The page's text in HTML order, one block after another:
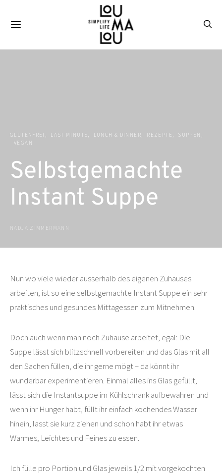
GLUTENFREI LAST MINUTE LUNCH & DINNER REZEPTE
SUPPEN
VEGAN
Selbstgemachte
Instant Suppe
NADJA ZIMMERMANN
Nun wo viele wieder ausserhalb des eigenen Zuhauses
arbeiten, ist so eine selbstgemachte Instant Suppe ein sehr
praktisches und gesundes Mittagessen zum Mitnehmen.
Doch auch wenn man noch Zuhause arbeitet, egal: Die
Suppe lässt sich blitzschnell vorbereiten und das Glas mit all
den Sachen füllen, die ihr gerne mögt – da könnt ihr
wunderbar experimentieren. Einmal alles ins Glas gefüllt,
lässt sich die Instantsuppe im Kühlschrank aufbewahren und
wenn ihr Hunger habt, füllt ihr einfach kochendes Wasser
hinein, lasst sie kurz ziehen und schon habt ihr etwas
Warmes, Leichtes und Feines zu essen.
Ich fülle pro Portion und Glas jeweils 1/2 mit vorgekochten